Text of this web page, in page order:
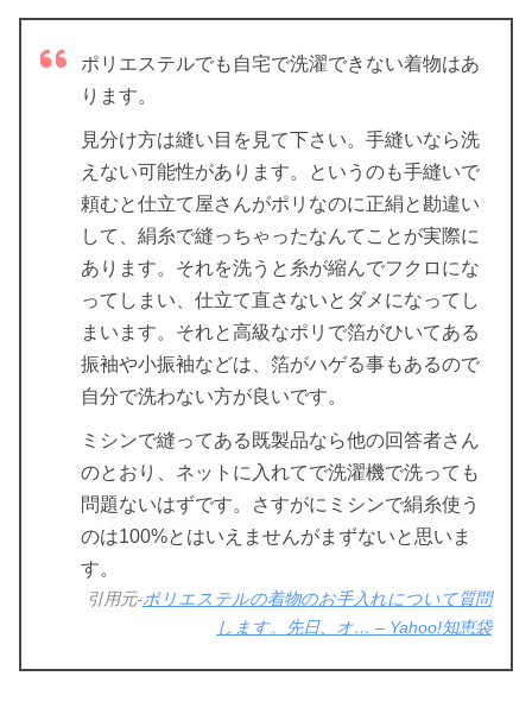
ポリエステルでも自宅で洗濯できない着物はあ
ります。
見分け方は縫い目を見て下さい。手縫いなら洗
えない可能性があります。というのも手縫いで
頼むと仕立て屋さんがポリなのに正絹と勘違い
して、絹糸で縫っちゃったなんてことが実際に
あります。それを洗うと糸が縮んでフクロにな
ってしまい、仕立て直さないとダメになってし
まいます。それと高級なポリで箔がひいてある
振袖や小振袖などは、箔がハゲる事もあるので
自分で洗わない方が良いです。
ミシンで縫ってある既製品なら他の回答者さん
のとおり、ネットに入れてで洗濯機で洗っても
問題ないはずです。さすがにミシンで絹糸使う
のは100%とはいえませんがまずないと思いま
す。
引用元-ポリエステルの着物のお手入れについて質問
します。先日、オ… – Yahoo!知恵袋